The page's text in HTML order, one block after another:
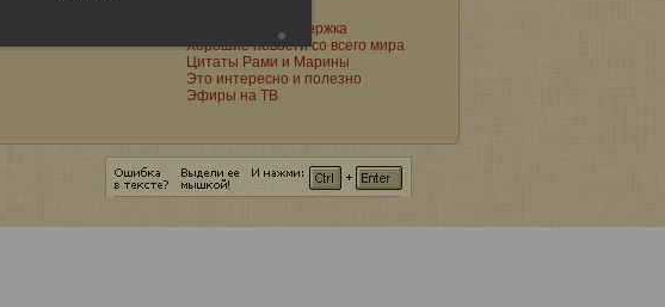
Финансовая поддержка
Хорошие новости со всего мира
Цитаты Рами и Марины
Это интересно и полезно
Эфиры на ТВ